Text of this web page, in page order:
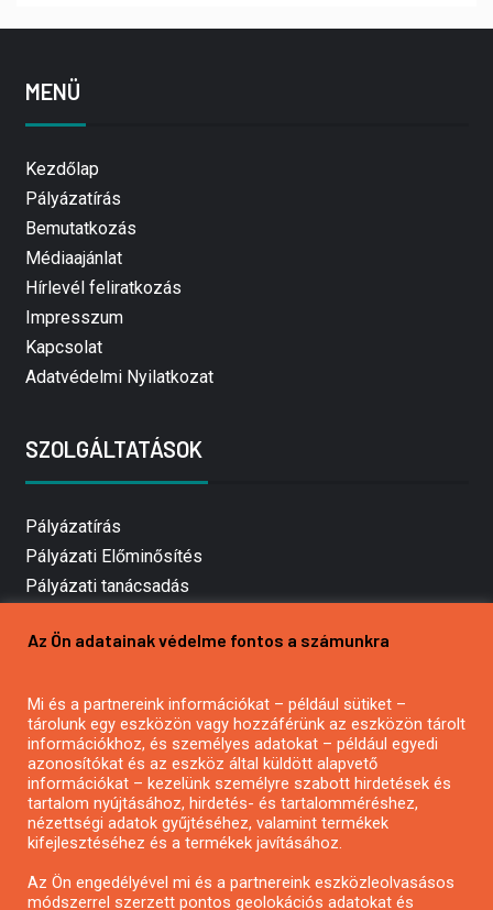
MENÜ
Kezdőlap
Pályázatírás
Bemutatkozás
Médiaajánlat
Hírlevél feliratkozás
Impresszum
Kapcsolat
Adatvédelmi Nyilatkozat
SZOLGÁLTATÁSOK
Pályázatírás
Pályázati Előminősítés
Pályázati tanácsadás
Mezőgazdasági pályázatírás
Pályázatírás civil szervezeteknek
Pályázatírás önkormányzatoknak
Pályázatfigyelés
Specifikus pályázatfigyelés vagy hírlevél
Az Ön adatainak védelme fontos a számunkra
Mi és a partnereink információkat – például sütiket –
tárolunk egy eszközön vagy hozzáférünk az eszközön tárolt
információkhoz, és személyes adatokat – például egyedi
azonosítókat és az eszköz által küldött alapvető
információkat – kezelünk személyre szabott hirdetések és
tartalom nyújtásához, hirdetés- és tartalomméréshez,
nézettségi adatok gyűjtéséhez, valamint termékek
kifejlesztéséhez és a termékek javításához.
Az Ön engedélyével mi és a partnereink eszközleolvasásos
módszerrel szerzett pontos geolokációs adatokat és